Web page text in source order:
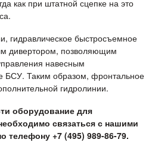
как при штатной сцепке на это
гидравлическое быстросъемное
дивертором, позволяющим
навесным
БСУ. Таким образом, фронтальное
гидролинии.
оборудование для
связаться с нашими
телефону +7 (495) 989-86-79.